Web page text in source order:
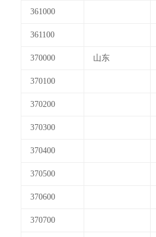
361000
361100
370000 山东
370100
370200
370300
370400
370500
370600
370700